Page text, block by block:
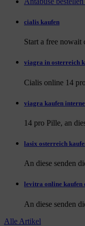
cialis kaufen
Start a free nowait
viagra in osterreich
Cialis online 14
viagra kaufen
14 pro Pille, an
lasix osterreich
An diese senden
levitra online kaufen
An diese senden
Alle Artikel